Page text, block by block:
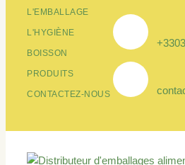
L'EMBALLAGE
L'HYGIÈNE
BOISSON
PRODUITS
CONTACTEZ-NOUS